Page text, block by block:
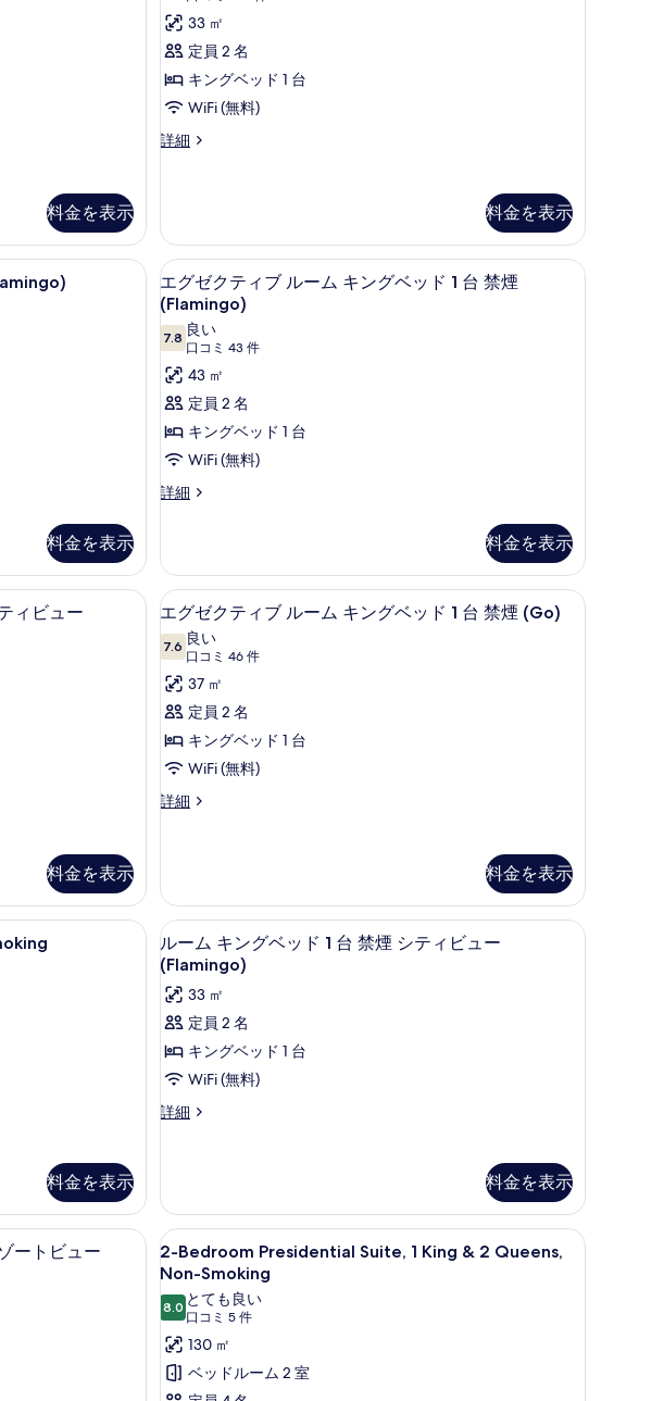
す
る
ゾ
ー
ト
ビ
ュ
Roller
View)
の
す
べ
て
の
写
真
を
す
る
禁
煙
ゾ
ー
ビ
Roller
View)
の
詳
細
料金を表示
キ
ン
グ
ベ
ッ
禁
煙
(Fab)
の
す
べ
て
の
写
真
表
示
す
る
コ
ミ
455
件)
33 ㎡
定員 2 名
キングベッド 1 台
WiFi (無料)
詳細
ル
グ
ベ
ッ
ド
1
台
禁
煙
(Fab)
の
詳
細
料金を表示
スペース
プベッド、セーフティボックス (室内)、デスク、ノートパソコン用作業スペース
料金を表示
エ
グ
ゼ
ク
テ
ィ
ブ
ル
ー
ン
グ
ベ
ッ
ド
1
台
禁
煙
す
べ
て
の
写
真
を
表
示
ピロートップベッド、セーフティボックス (
6
エグゼクティブ ルーム キングベッド 1 台 禁煙
(Flamingo)
7.810 点中 7.8
良い
口コミ 43 件
(口
コ
ミ
43
件)
43 ㎡
定員 2 名
キングベッド 1 台
WiFi (無料)
詳細
エ
テ
ィ
ブ
ー
キ
ン
ベ
ッ
1
の
詳
細
料金を表示
スペース
プベッド、セーフティボックス (室内)、デスク、ノートパソコン用作業スペース
ィビュー
料金を表示
エ
グ
ゼ
ク
テ
ィ
ブ
ル
ン
グ
ベ
ッ
ド
1
台
禁
す
べ
て
の
写
真
を
ピロートップベッド、セーフティボックス (
4
エグゼクティブ ルーム キングベッド 1 台 禁煙 (Go)
7.610 点中 7.6
良い
口コミ 46 件
(口
コ
ミ
46
件)
37 ㎡
定員 2 名
キングベッド 1 台
WiFi (無料)
詳細
エ
ィ
ブ
ル
ー
ム
キ
ン
グ
ベ
ッ
1
の
詳
細
料金を表示
スペース
Suite, 1 King, Non-Smoking | ピロートップベッド、セーフティボックス (室内)、デスク、ノートパソ
料金を表示
ル
ー
ム
キ
ン
グ
ベ
台
禁
煙
シ
テ
ィ
ビ
ピロートップベッド、セーフティボックス (
6
ルーム キングベッド 1 台 禁煙 シティビュー
(Flamingo)
33 ㎡
定員 2 名
キングベッド 1 台
WiFi (無料)
詳細
ル
グ
ベ
ッ
ド
台
禁
煙
シ
テ
料金を表示
スペース
プベッド、セーフティボックス (室内)、デスク、ノートパソコン用作業スペース
ートビュー
2-
Bedroom
Presidential
Suite,
1
King
&
2-Bedroom Presidential Suite, 1 King & 2
5
2-Bedroom Presidential Suite, 1 King & 2 Queens,
Non-Smoking
8.010 点中 8.0
とても良い
口コミ 5 件
(口
コ
ミ
5
130 ㎡
ベッドルーム 2 室